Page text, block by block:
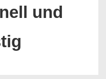
und